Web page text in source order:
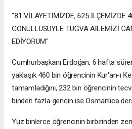
"81 VİLAYETİMİZDE, 625 İLÇEMİZDE
GÖNÜLLÜSÜYLE TÜGVA AİLEMİZİ
EDİYORUM"
Cumhurbaşkanı Erdoğan, 6 hafta
yaklaşık 460 bin öğrencinin Kur'an-ı
tamamladığını, 232 bin öğrencinin
binden fazla gencin ise Osmanlıca
Yüz binlerce öğrencinin birbirinden